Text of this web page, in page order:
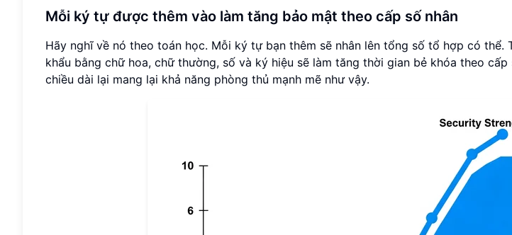
Mỗi ký tự được thêm vào làm tăng bảo mật theo cấp số nhân
Hãy nghĩ về nó theo toán học. Mỗi ký tự bạn thêm sẽ nhân lên tổng số tổ hợp có thể.
khẩu bằng chữ hoa, chữ thường, số và ký hiệu sẽ làm tăng thời gian bẻ khóa theo
chiều dài lại mang lại khả năng phòng thủ mạnh mẽ như vậy.